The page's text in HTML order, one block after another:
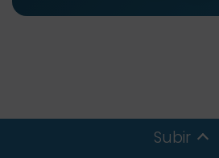
Subir